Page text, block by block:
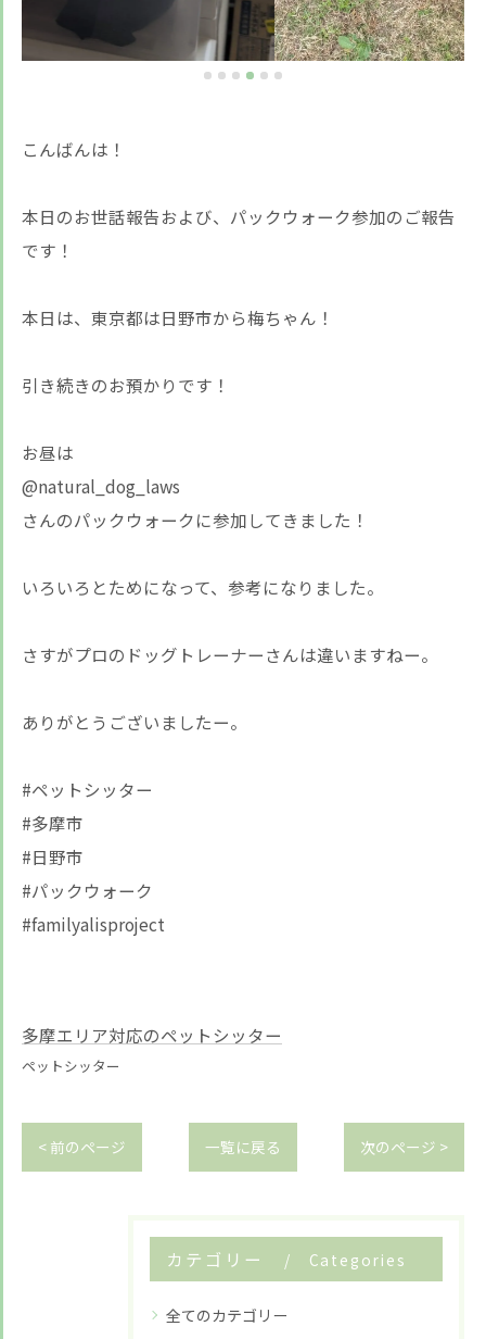
こんばんは！
本日のお世話報告および、パックウォーク参加のご報告
です！
本日は、東京都は日野市から梅ちゃん！
引き続きのお預かりです！
お昼は
@natural_dog_laws
さんのパックウォークに参加してきました！
いろいろとためになって、参考になりました。
さすがプロのドッグトレーナーさんは違いますねー。
ありがとうございましたー。
#ペットシッター
#多摩市
#日野市
#パックウォーク
#familyalisproject
多摩エリア対応のペットシッター
ペットシッター
< 前のページ 一覧に戻る 次のページ >
カテゴリー Categories
全てのカテゴリー